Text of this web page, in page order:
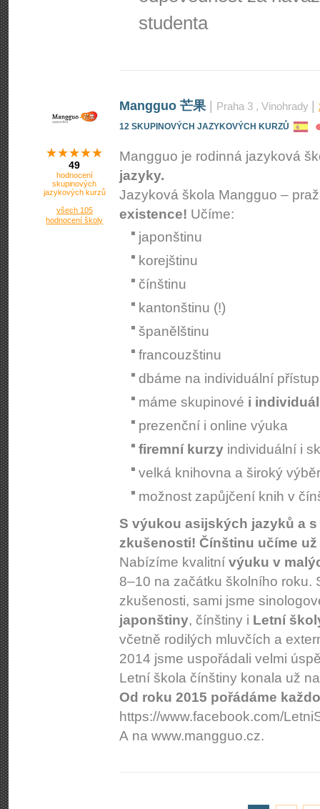
studenta
Mangguo 芒果 Praha 3 , Vinohrady
12 SKUPINOVÝCH JAZYKOVÝCH KURZŮ
49
hodnocení
skupinových
jazykových kurzů
všech 105
hodnocení školy
Mangguo je rodinná jazyková
jazyky.
Jazyková škola Mangguo –
existence! Učíme:
japonštinu
korejštinu
čínštinu
kantonštinu (!)
španělštinu
francouzštinu
dbáme na individuální přístup
máme skupinové i
prezenční i online výuka
firemní kurzy individuální i
velká knihovna a široký
možnost zapůjčení knih v
S výukou asijských jazyků a
zkušenosti! Čínštinu učíme
Nabízíme kvalitní výuku v
8–10 na začátku školního roku.
zkušenosti, sami jsme
japonštiny, čínštiny i Letní
včetně rodilých mluvčích a
2014 jsme uspořádali velmi
Letní škola čínštiny konala už
Od roku 2015 pořádáme
https://www.fa­cebook.com/
A na www.mangguo.cz.